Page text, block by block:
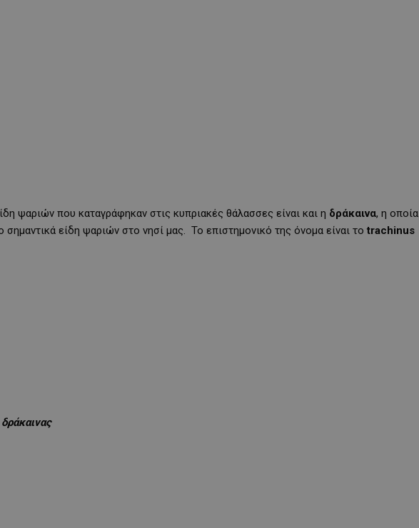
ψαριών που καταγράφηκαν στις κυπριακές θάλασσες είναι και η δράκαινα, η οποία
σημαντικά είδη ψαριών στο νησί μας. Το επιστημονικό της όνομα είναι το trachinus